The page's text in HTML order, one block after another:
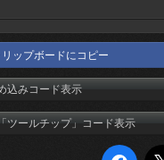
ップボードにコピー
込みコード表示
ツールチップ」コード表示